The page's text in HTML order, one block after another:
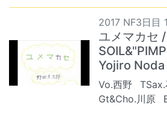
2017 NF3日目
ユメマカセ /
Yojiro Noda
Vo.西野
Gt&Cho.川原